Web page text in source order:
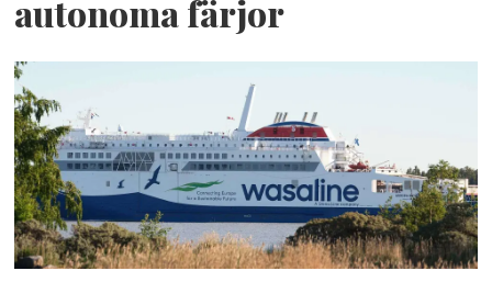
autonoma färjor